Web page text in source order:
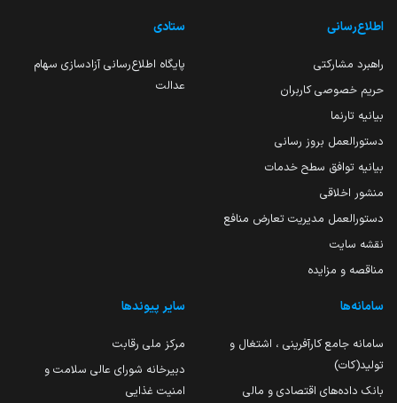
اطلاع‌رسانی
راهبرد مشارکتی
حریم خصوصی کاربران
بیانیه تارنما
دستورالعمل بروز رسانی
بیانیه توافق سطح خدمات
منشور اخلاقی
دستورالعمل مدیریت تعارض منافع
نقشه سایت
مناقصه و مزایده
ستادی
پایگاه اطلاع‌رسانی آزادسازی سهام
عدالت
سامانه‌ها
سامانه جامع کارآفرینی ، اشتغال و
تولید(کات)
بانک داده‌های اقتصادی و مالی
سایر پیوندها
مرکز ملی رقابت
دبیرخانه شورای عالی سلامت و
امنیت غذایی